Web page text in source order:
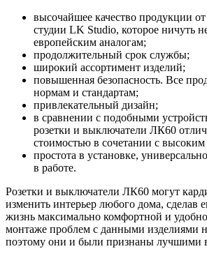
высочайшее качество продукции
студии LK Studio, которое ничуть
европейским аналогам;
продолжительный срок службы;
широкий ассортимент изделий;
повышенная безопасность. Все
нормам и стандартам;
привлекательный дизайн;
в сравнении с подобными
розетки и выключатели ЛК60
стоимостью в сочетании с высоким
простота в установке,
в работе.
Розетки и выключатели ЛК60 могут
изменить интерьер любого дома, сделав
жизнь максимально комфортной и
монтаже проблем с данными изделиями
поэтому они и были признаны лучшими